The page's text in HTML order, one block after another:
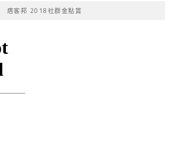
痞客邦 2018社群金點賞